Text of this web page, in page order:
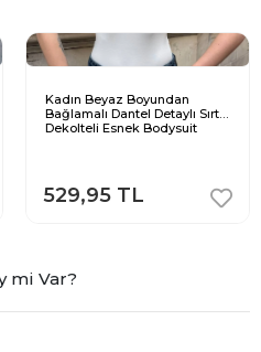
Kadın Beyaz Boyundan
Bağlamalı Dantel Detaylı Sırt
Dekolteli Esnek Bodysuit
529,95 TL
mi Var?